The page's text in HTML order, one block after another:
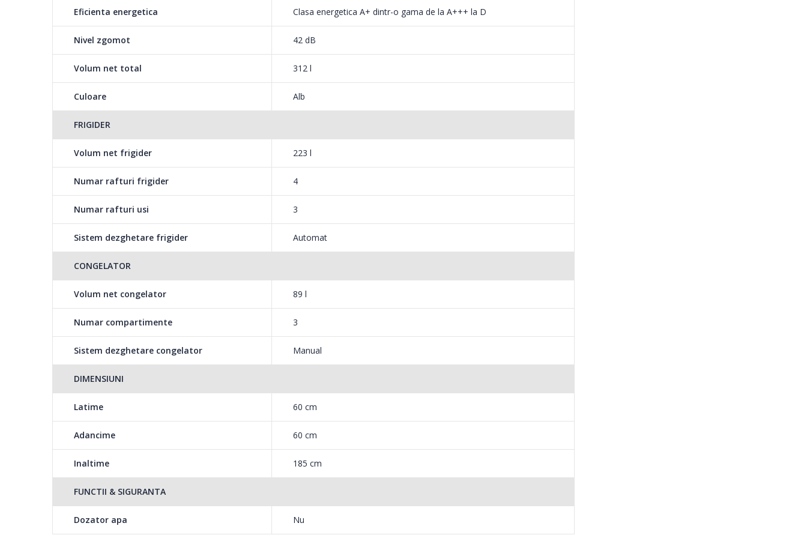
Vegetable case
Compartimentul \"Vegetable Case\" va ofera un spatiu generos de depozitare a legumelor si
fructelor, ajutandu-va sa le pastrati in stare proaspata pentru o perioada mai lunga de timp.
Eficienta energetica Clasa energetica A+ dintr-o gama de la A+++ la D
Nivel zgomot 42 dB
Volum net total 312 l
Culoare Alb
FRIGIDER
Volum net frigider 223 l
Numar rafturi frigider 4
Numar rafturi usi 3
Sistem dezghetare frigider Automat
CONGELATOR
Volum net congelator 89 l
Numar compartimente 3
Sistem dezghetare congelator Manual
DIMENSIUNI
Latime 60 cm
Adancime 60 cm
Inaltime 185 cm
FUNCTII & SIGURANTA
Dozator apa Nu